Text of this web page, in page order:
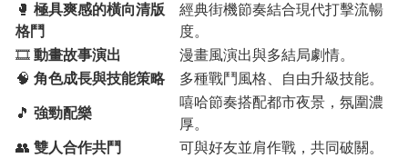
🥊 極具爽感的橫向清版
格鬥
經典街機節奏結合現代打擊流暢
度。
🎞 動畫故事演出
漫畫風演出與多結局劇情。
🧠 角色成長與技能策略
多種戰鬥風格、自由升級技能。
🎵 強勁配樂
嘻哈節奏搭配都市夜景，氛圍濃
厚。
👥 雙人合作共鬥
可與好友並肩作戰，共同破關。